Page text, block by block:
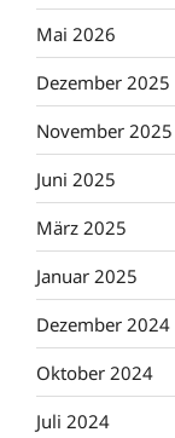
Mai 2026
Dezember 2025
November 2025
Juni 2025
März 2025
Januar 2025
Dezember 2024
Oktober 2024
Juli 2024